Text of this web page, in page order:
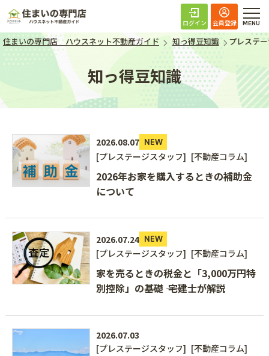
住まいの専門店 ハ
ログイン 会員登録
住まいの専門店 ハウスネット不動産ガイド 知っ得豆知識 プレステ
知っ得豆知識
2026.08.07 NEW
[プレステージスタッフ] [不動産コラム]
2026年お家を購入するときの補助金
について
2026.07.24 NEW
[プレステージスタッフ] [不動産コラム]
家を売るときの税金と「3,000万円特
別控除」の基礎 ―― 宅建士が解説
2026.07.03
[プレステージスタッフ] [不動産コラム]